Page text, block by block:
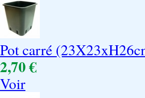
Pot carré
2,70 €
Voir